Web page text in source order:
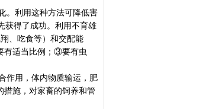
利用这种方法可降低害
获得了成功。利用不育雄
、吃食等）和交配能
有适当比例；③要有虫
用，体内物质输运，肥
措施，对家畜的饲养和管